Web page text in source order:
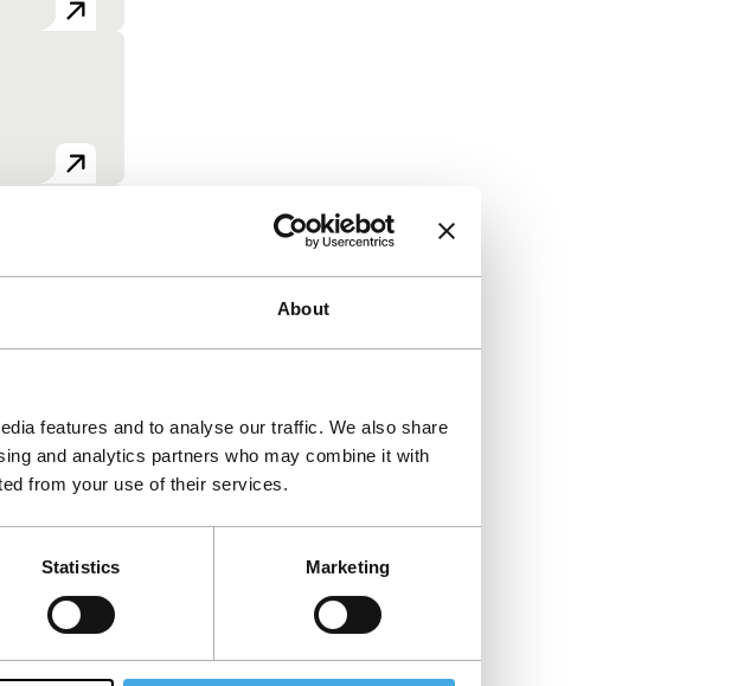
About
features and to analyse our traffic. We also share
and analytics partners who may combine it with
from your use of their services.
Statistics Marketing
in